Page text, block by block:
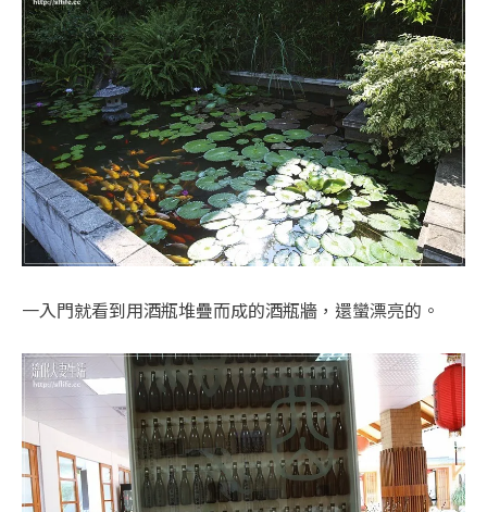
一入門就看到用酒瓶堆疊而成的酒瓶牆，還蠻漂亮的。